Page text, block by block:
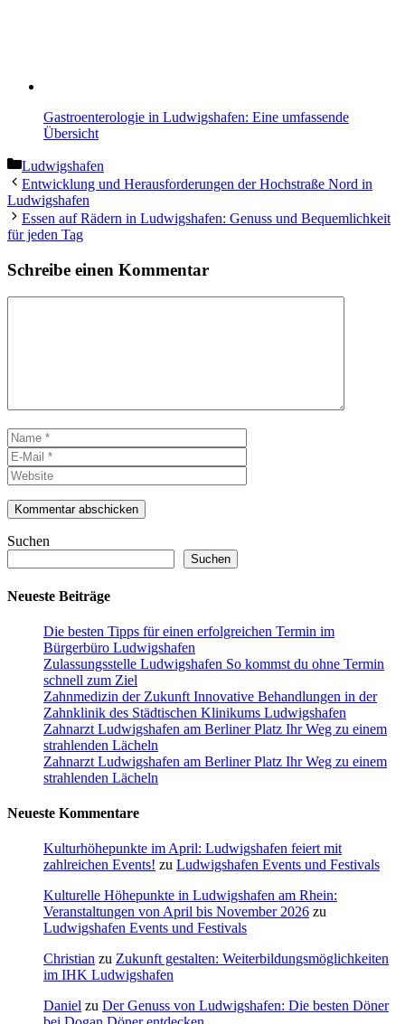
Gastroenterologie in Ludwigshafen: Eine umfassende
Übersicht
Kategorien
Ludwigshafen
Entwicklung und Herausforderungen der Hochstraße Nord in
Ludwigshafen
Essen auf Rädern in Ludwigshafen: Genuss und Bequemlichkeit
für jeden Tag
Schreibe einen Kommentar
Name
Mail
Suchen
Suchen
Neueste Beiträge
Die besten Tipps für einen erfolgreichen Termin im
Bürgerbüro Ludwigshafen
Zulassungsstelle Ludwigshafen So kommst du ohne Termin
schnell zum Ziel
Zahnmedizin der Zukunft Innovative Behandlungen in der
Zahnklinik des Städtischen Klinikums Ludwigshafen
Zahnarzt Ludwigshafen am Berliner Platz Ihr Weg zu einem
strahlenden Lächeln
Zahnarzt Ludwigshafen am Berliner Platz Ihr Weg zu einem
strahlenden Lächeln
Neueste Kommentare
Kulturhöhepunkte im April: Ludwigshafen feiert mit
zahlreichen Events! zu Ludwigshafen Events und Festivals
Kulturelle Höhepunkte in Ludwigshafen am Rhein:
Veranstaltungen von April bis November 2026 zu
Ludwigshafen Events und Festivals
Christian zu Zukunft gestalten: Weiterbildungsmöglichkeiten
im IHK Ludwigshafen
Daniel zu Der Genuss von Ludwigshafen: Die besten Döner